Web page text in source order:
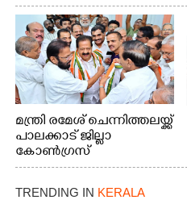
മന്ത്രി രമേശ് ചെന്നിത്തലയ്ക്ക്
പാലക്കാട് ജില്ലാ
കോൺഗ്രസ്
TRENDING IN KERALA